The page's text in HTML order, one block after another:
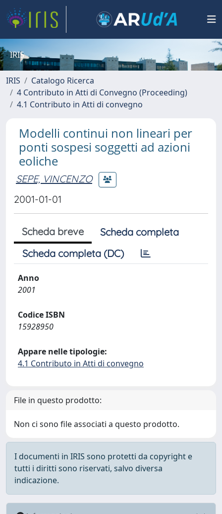
IRIS
IRIS
Catalogo Ricerca
4 Contributo in Atti di Convegno (Proceeding)
4.1 Contributo in Atti di convegno
Modelli continui non lineari per
ponti sospesi soggetti ad azioni
eoliche
SEPE, VINCENZO
2001-01-01
Scheda breve
Scheda completa
Scheda completa (DC)
Anno
2001
Codice ISBN
15928950
Appare nelle tipologie:
4.1 Contributo in Atti di convegno
File in questo prodotto:
Non ci sono file associati a questo prodotto.
I documenti in IRIS sono protetti da copyright e
tutti i diritti sono riservati, salvo diversa
indicazione.